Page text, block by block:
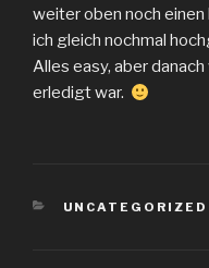
weiter oben noch
ich gleich nochmal
Alles easy, aber
erledigt war.
KATEGORIEN
UNCATEGORIZED